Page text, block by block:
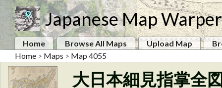
Japanese Map Warper
Home Browse All Maps Upload Map
Home > Maps > Map 4055
大日本細見指掌全